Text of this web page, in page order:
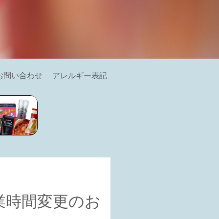
問い合わせ アレルギー表記
間変更のお